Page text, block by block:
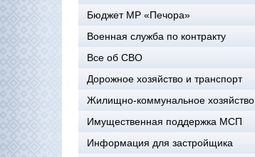
Бюджет МР «Печора»
Военная служба по контракту
Все об СВО
Дорожное хозяйство и транспорт
Жилищно-коммунальное хозяйство
Имущественная поддержка МСП
Информация для застройщика